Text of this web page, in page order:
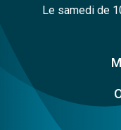
Le samedi de